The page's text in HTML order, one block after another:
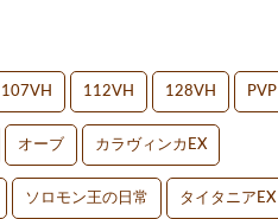
107VH 112VH 128VH PVP
オーブ カラヴィンカEX
ソロモン王の日常 タイタニアEX